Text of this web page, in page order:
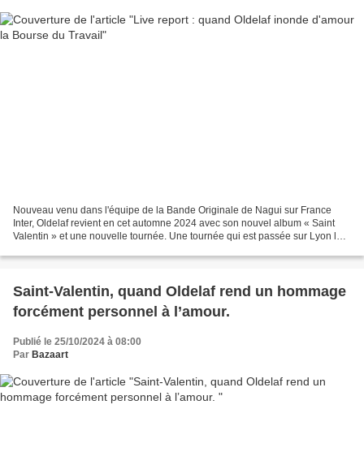
Nouveau venu dans l'équipe de la Bande Originale de Nagui sur France
Inter, Oldelaf revient en cet automne 2024 avec son nouvel album « Saint
Valentin » et une nouvelle tournée. Une tournée qui est passée sur Lyon la
Saint-Valentin, quand Oldelaf rend un hommage
forcément personnel à l’amour.
Publié le 25/10/2024 à 08:00
Par Bazaart